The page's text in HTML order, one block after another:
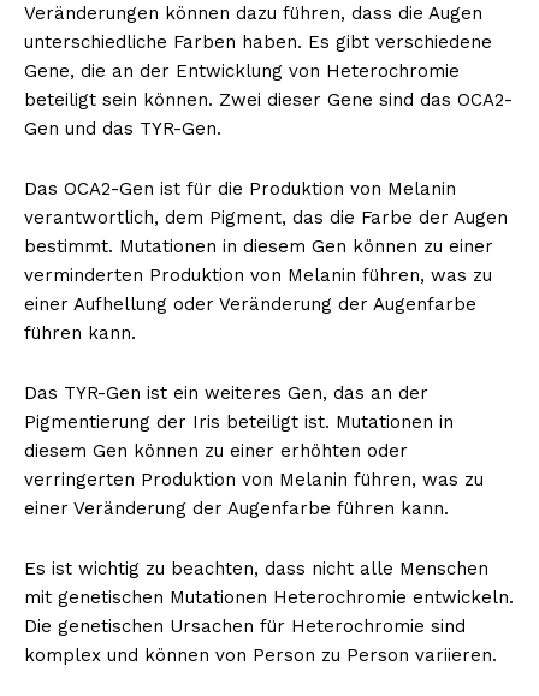
Veränderungen können dazu führen, dass die Augen
unterschiedliche Farben haben. Es gibt verschiedene
Gene, die an der Entwicklung von Heterochromie
beteiligt sein können. Zwei dieser Gene sind das OCA2-
Gen und das TYR-Gen.
Das OCA2-Gen ist für die Produktion von Melanin
verantwortlich, dem Pigment, das die Farbe der Augen
bestimmt. Mutationen in diesem Gen können zu einer
verminderten Produktion von Melanin führen, was zu
einer Aufhellung oder Veränderung der Augenfarbe
führen kann.
Das TYR-Gen ist ein weiteres Gen, das an der
Pigmentierung der Iris beteiligt ist. Mutationen in
diesem Gen können zu einer erhöhten oder
verringerten Produktion von Melanin führen, was zu
einer Veränderung der Augenfarbe führen kann.
Es ist wichtig zu beachten, dass nicht alle Menschen
mit genetischen Mutationen Heterochromie entwickeln.
Die genetischen Ursachen für Heterochromie sind
komplex und können von Person zu Person variieren.